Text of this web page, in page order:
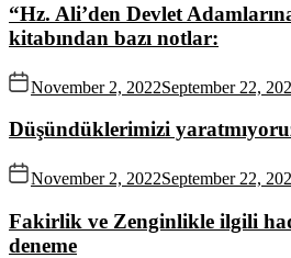
“Hz. Ali’den Devlet
kitabından bazı notlar:
November 2, 2022September 22,
Düşündüklerimizi
November 2, 2022September 22,
Fakirlik ve Zenginlikle ilgili
deneme